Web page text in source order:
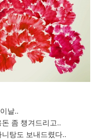
날..
좀 챙겨드리고..
탕도 보내드렸다..